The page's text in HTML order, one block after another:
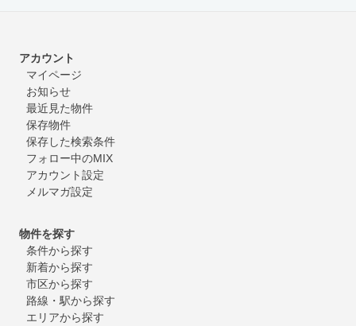
アカウント
マイページ
お知らせ
最近見た物件
保存物件
保存した検索条件
フォロー中のMIX
アカウント設定
メルマガ設定
物件を探す
条件から探す
新着から探す
市区から探す
路線・駅から探す
エリアから探す